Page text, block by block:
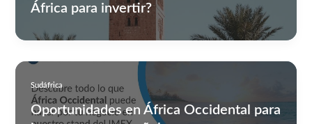
África para invertir?
Sudáfrica
Oportunidades en África Occidental para